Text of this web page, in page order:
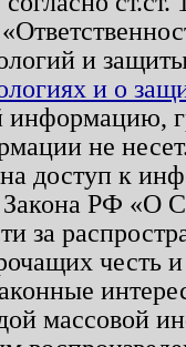
и
и о
не
доступ к
Закона РФ «О
за
честь
массовой